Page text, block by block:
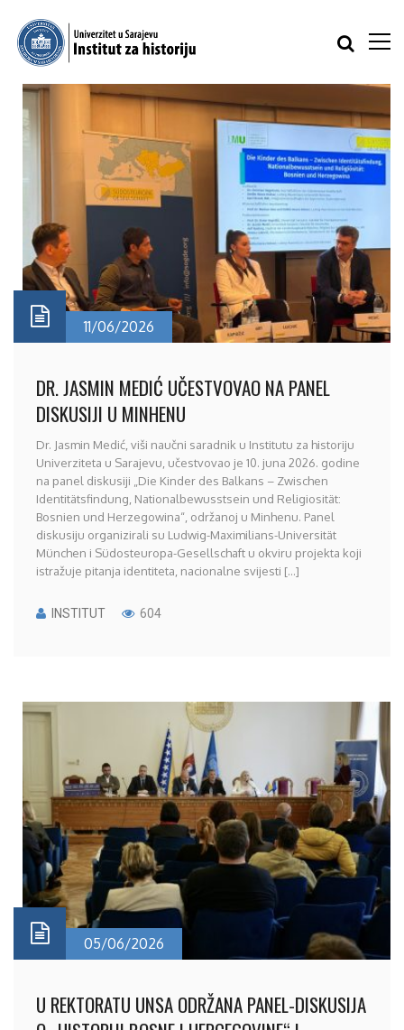
11/06/2026
DR. JASMIN MEDIĆ UČESTVOVAO NA PANEL
DISKUSIJI U MINHENU
Dr. Jasmin Medić, viši naučni saradnik u Institutu za historiju
Univerziteta u Sarajevu, učestvovao je 10. juna 2026. godine
na panel diskusiji „Die Kinder des Balkans – Zwischen
Identitätsfindung, Nationalbewusstsein und Religiosität:
Bosnien und Herzegowina“, održanoj u Minhenu. Panel
diskusiju organizirali su Ludwig-Maximilians-Universität
München i Südosteuropa-Gesellschaft u okviru projekta koji
istražuje pitanja identiteta, nacionalne svijesti [...]
INSTITUT 604
05/06/2026
U REKTORATU UNSA ODRŽANA PANEL-DISKUSIJA